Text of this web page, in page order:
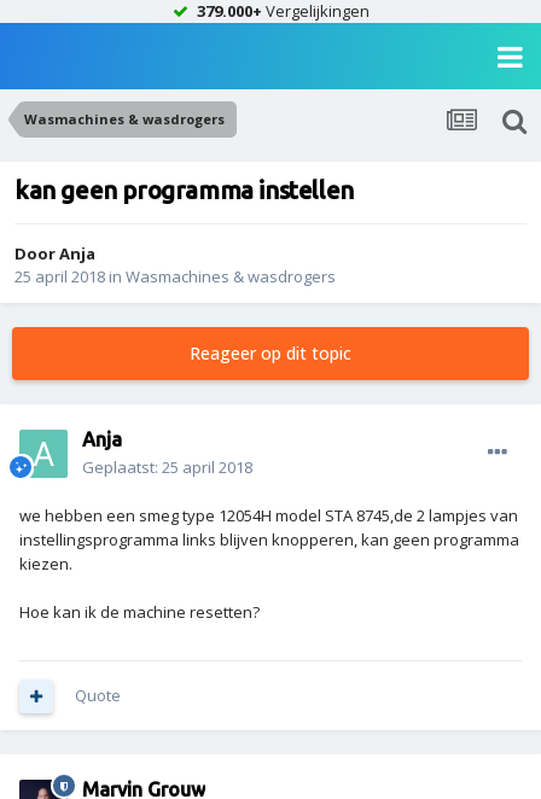
379.000+ Vergelijkingen
Wasmachines & wasdrogers
kan geen programma instellen
DoorAnja
25 april 2018 in Wasmachines & wasdrogers
Reageer op dit topic
Anja
Geplaatst: 25 april 2018
we hebben een smeg type 12054H model STA 8745,de 2 lampjes van
instellingsprogramma links blijven knopperen, kan geen programma
kiezen.
Hoe kan ik de machine resetten?
Quote
Marvin Grouw